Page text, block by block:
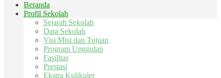
Beranda
Profil Sekolah
Sejarah Sekolah
Data Sekolah
Visi Misi dan Tujuan
Program Unggulan
Fasilitas
Prestasi
Ekstra Kulikuler